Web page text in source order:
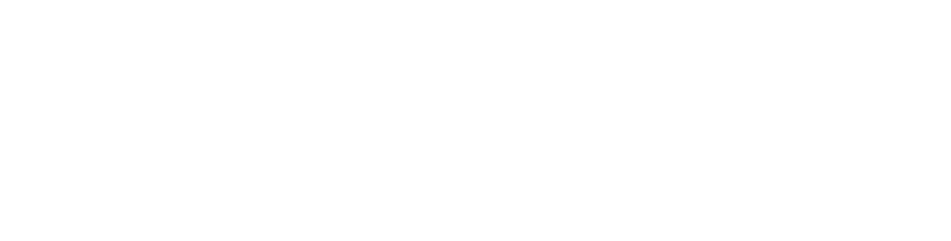
le funzioni di base del sito e il sito non funzionerà come previsto senza di essi. Questi cookie non